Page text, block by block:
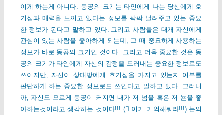
이게 하는게 아니다. 동공의 크기는 타인에게 나는 당신에게 호
기심과 매력을 느끼고 있다는 정보를 팍팍 날려주고 있는 중요
한 정보가 된다고 말하고 있다. 그리고 사람들은 대개 자신에게
관심이 있는 사람을 좋아하게 되는데, 그 때 중요하게 사용하는
정보가 바로 동공의 크기인 것이다. 그리고 더욱 중요한 것은 동
공의 크기가 타인에게 자신의 감정을 드러내는 중요한 정보로도
쓰이지만, 자신이 상대방에게 호기심을 가지고 있는지 여부를
판단하게 하는 중요한 정보로도 쓰인다고 말하고 있다. 그러니
까, 자신도 모르게 동공이 커지면 내가 저 넘을 혹은 저 뇬을 좋
아하는것이라고 생각하는 것이다!!! ( 이거 기억해둬라!!!) 논의